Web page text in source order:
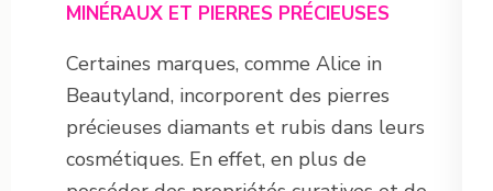
MINÉRAUX ET PIERRES PRÉCIEUSES
Certaines marques, comme Alice in
Beautyland, incorporent des pierres
précieuses diamants et rubis dans leurs
cosmétiques. En effet, en plus de